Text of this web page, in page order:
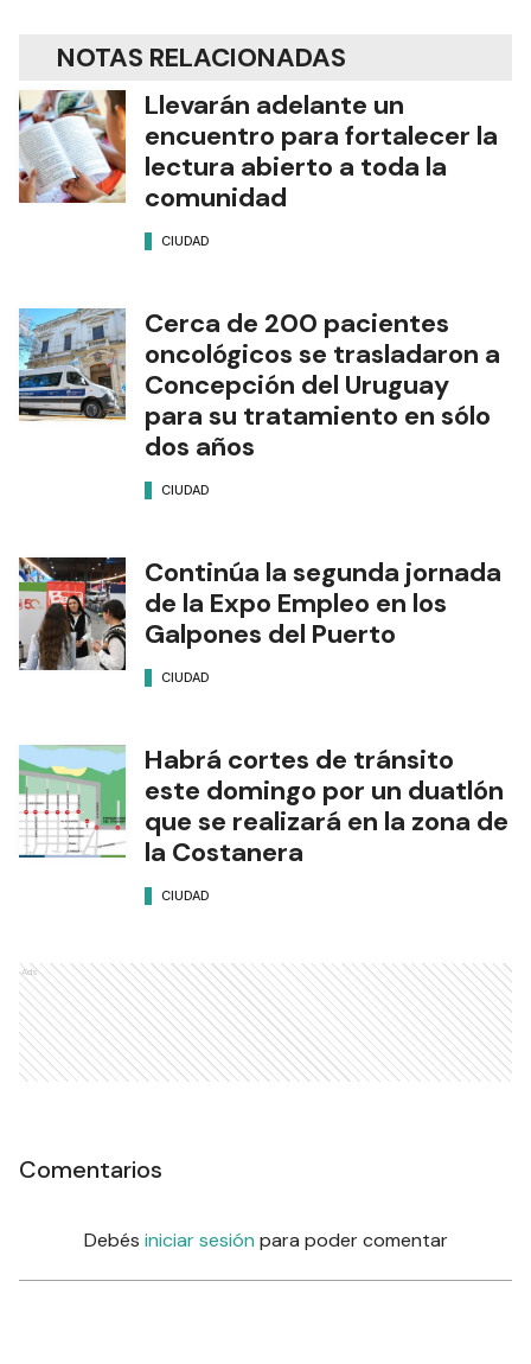
NOTAS RELACIONADAS
Llevarán adelante un
encuentro para fortalecer la
lectura abierto a toda la
comunidad
CIUDAD
Cerca de 200 pacientes
oncológicos se trasladaron a
Concepción del Uruguay
para su tratamiento en sólo
dos años
CIUDAD
Continúa la segunda jornada
de la Expo Empleo en los
Galpones del Puerto
CIUDAD
Habrá cortes de tránsito
este domingo por un duatlón
que se realizará en la zona de
la Costanera
CIUDAD
Ads
Comentarios
Debés iniciar sesión para poder comentar